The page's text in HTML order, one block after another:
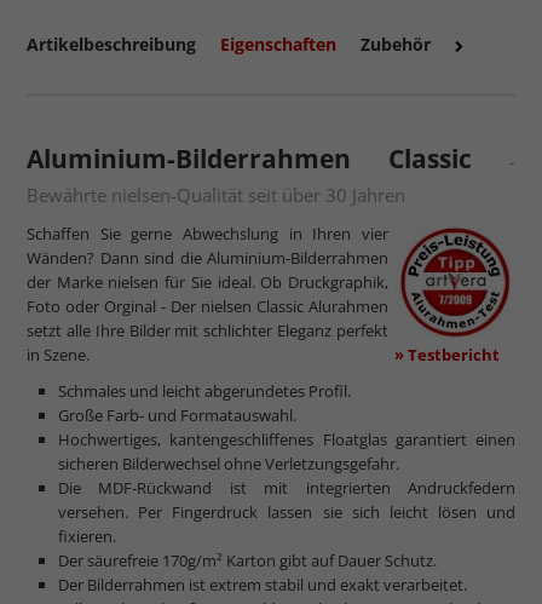
Artikelbeschreibung Eigenschaften Zubehör
Aluminium-Bilderrahmen Classic
-
Bewährte nielsen-Qualität seit über 30 Jahren
» Testbericht
Schaffen Sie gerne Abwechslung in Ihren vier
Wänden? Dann sind die Aluminium-Bilderrahmen
der Marke nielsen für Sie ideal. Ob Druckgraphik,
Foto oder Orginal - Der nielsen Classic Alurahmen
setzt alle Ihre Bilder mit schlichter Eleganz perfekt
in Szene.
Schmales und leicht abgerundetes Profil.
Große Farb- und Formatauswahl.
Hochwertiges, kantengeschliffenes Floatglas garantiert einen
sicheren Bilderwechsel ohne Verletzungsgefahr.
Die MDF-Rückwand ist mit integrierten Andruckfedern
versehen. Per Fingerdruck lassen sie sich leicht lösen und
fixieren.
Der säurefreie 170g/m² Karton gibt auf Dauer Schutz.
Der Bilderrahmen ist extrem stabil und exakt verarbeitet.